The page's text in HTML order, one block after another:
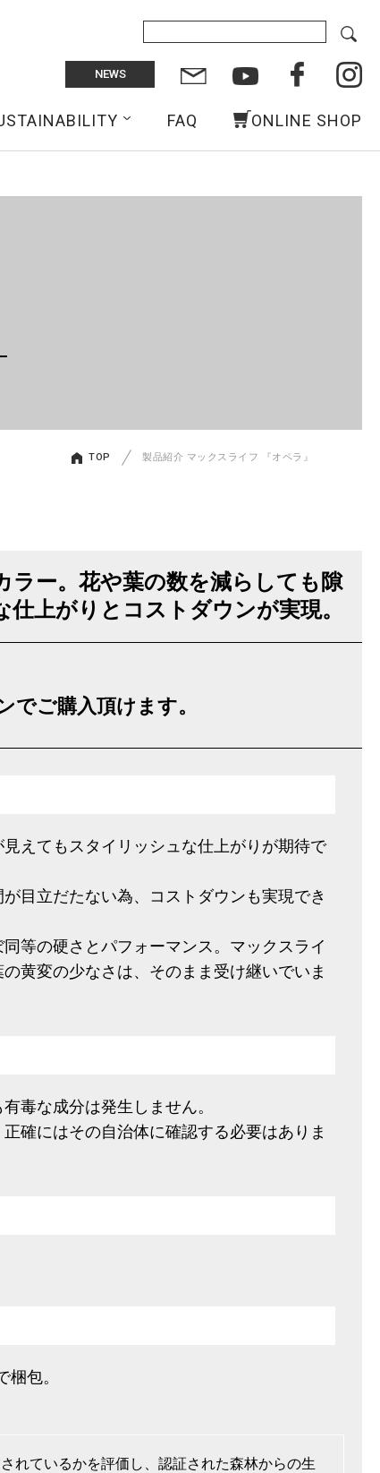
NEWS
FAQ ONLINE SHOP
TOP 製品紹介 マックスライフ 『オペラ』
ー。花や葉の数を減らしても隙
上がりとコストダウンが実現。
ご購入頂けます。
えてもスタイリッシュな仕上がりが期待で
目立だたない為、コストダウンも実現でき
等の硬さとパフォーマンス。マックスライ
黄変の少なさは、そのまま受け継いでいま
毒な成分は発生しません。
確にはその自治体に確認する必要はありま
包。
れているかを評価し、認証された森林からの生